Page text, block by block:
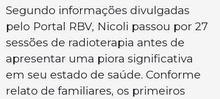
Segundo informações divulgadas
pelo Portal RBV, Nicoli passou por 27
sessões de radioterapia antes de
apresentar uma piora significativa
em seu estado de saúde. Conforme
relato de familiares, os primeiros